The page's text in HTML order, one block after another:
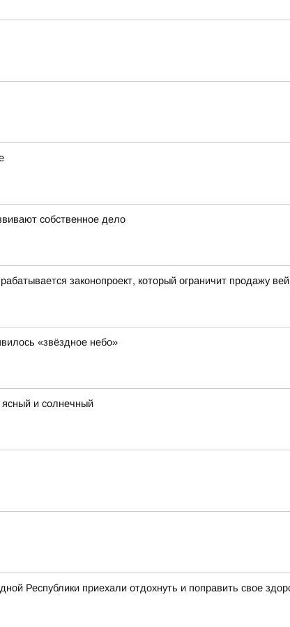
собственное дело
законопроект, который ограничит продажу
«звёздное небо»
и солнечный
Республики приехали отдохнуть и поправить свое